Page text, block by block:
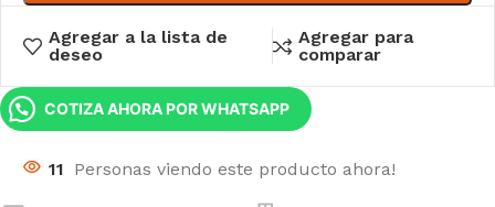
Agregar a la lista de
deseo
Agregar para
comparar
COTIZA AHORA POR WHATSAPP
11 Personas viendo este producto ahora!